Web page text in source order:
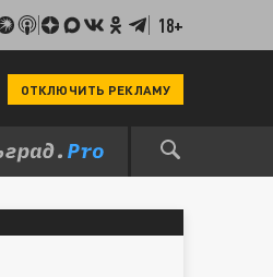
18+
ОТКЛЮЧИТЬ РЕКЛАМУ